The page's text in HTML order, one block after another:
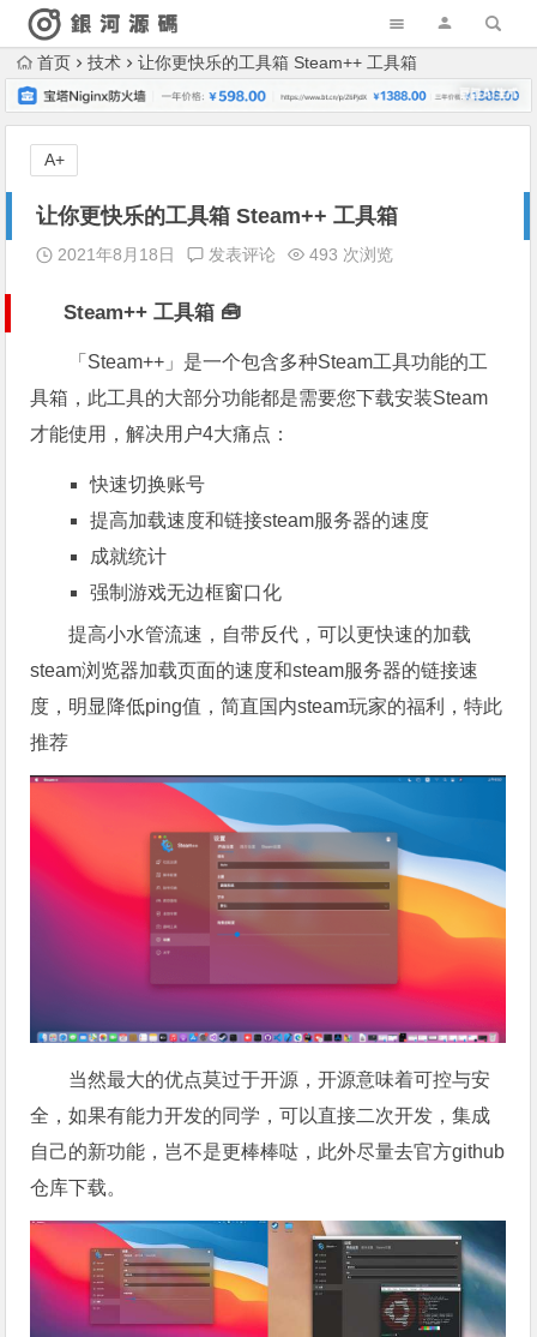
首页 技术 让你更快乐的工具箱 Steam++ 工具箱
让你更快乐的工具箱 Steam++ 工具箱
2021年8月18日 发表评论 493 次浏览
Steam++ 工具箱 🧰
「Steam++」是一个包含多种Steam工具功能的工
具箱，此工具的大部分功能都是需要您下载安装Steam
才能使用，解决用户4大痛点：
快速切换账号
提高加载速度和链接steam服务器的速度
成就统计
强制游戏无边框窗口化
提高小水管流速，自带反代，可以更快速的加载
steam浏览器加载页面的速度和steam服务器的链接速
度，明显降低ping值，简直国内steam玩家的福利，特此
推荐
当然最大的优点莫过于开源，开源意味着可控与安
全，如果有能力开发的同学，可以直接二次开发，集成
自己的新功能，岂不是更棒棒哒，此外尽量去官方github
仓库下载。
A+